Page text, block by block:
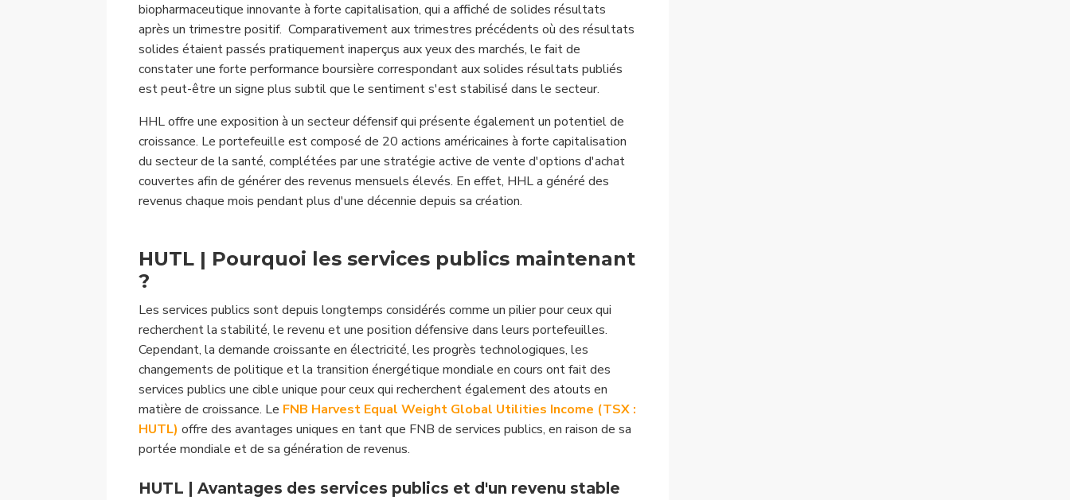
biopharmaceutique innovante à forte capitalisation, qui a affiché de solides résultats
après un trimestre positif. Comparativement aux trimestres précédents où des résultats
solides étaient passés pratiquement inaperçus aux yeux des marchés, le fait de
constater une forte performance boursière correspondant aux solides résultats publiés
est peut-être un signe plus subtil que le sentiment s'est stabilisé dans le secteur.
HHL offre une exposition à un secteur défensif qui présente également un potentiel de
croissance. Le portefeuille est composé de 20 actions américaines à forte capitalisation
du secteur de la santé, complétées par une stratégie active de vente d'options d'achat
couvertes afin de générer des revenus mensuels élevés. En effet, HHL a généré des
revenus chaque mois pendant plus d'une décennie depuis sa création.
HUTL | Pourquoi les services publics maintenant
?
Les services publics sont depuis longtemps considérés comme un pilier pour ceux qui
recherchent la stabilité, le revenu et une position défensive dans leurs portefeuilles.
Cependant, la demande croissante en électricité, les progrès technologiques, les
changements de politique et la transition énergétique mondiale en cours ont fait des
services publics une cible unique pour ceux qui recherchent également des atouts en
matière de croissance. Le FNB Harvest Equal Weight Global Utilities Income (TSX :
HUTL) offre des avantages uniques en tant que FNB de services publics, en raison de sa
portée mondiale et de sa génération de revenus.
HUTL | Avantages des services publics et d'un revenu stable